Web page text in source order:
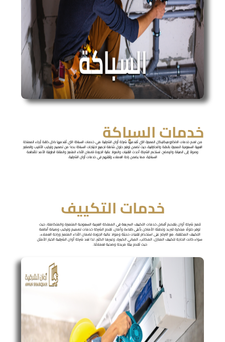
خدمات السباكة
من اهم خدمات الالكتروميكانيكال المميزة التي تُقدمها شركة أوان الشرقية هي خدمات السباكة التي تُقدمها داخل كافة أرجاء المملكة
العربية السعودية المميزة بالدقة والاحترافية، حيث تضمن توفير حلول شاملة لجميع احتياجات السباكة بدءًا من تصميم وتركيب الأنابيب والصنابير
وصولاً إلى الصيانة والإصلاح، تستخدم الشركة أحدث التقنيات والمواد عالية الجودة لضمان الأداء المتميز والمتانة الطويلة الأمد للأنظمة
السباكية، مما يضمن راحة العملاء وثقتهم في خدمات أوان الشرقية.
خدمات التكييف
تتميزشركة أوانبتقديم أفضل خدمات التكييف السريعة في المملكة العربية السعودية المتميزة والمتكاملة، حيث
توفر حلولًا مبتكرة لتبريد وتدفئة الأماكن بأعلى كفاءة وأمان، تقدم الشركة خدمات تصميم وتركيب وصيانة أنظمة
التكييف المختلفة، مع التركيز على استخدام تقنيات حديثة ومواد عالية الجودة لضمان الأداء المتميز وراحة العملاء،
سواء كانت الحاجة لتكييف المنازل، المكاتب، المباني الكبيرة، وغيرها الكثير، لذا تعد شركة أوان الشرقية الخيار الأمثل
حيث نُقدم بيئة مريحة وصحية لعملائنا.